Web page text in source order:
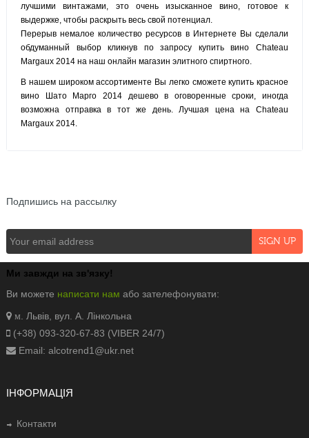
лучшими винтажами, это очень изысканное вино, готовое к
выдержке, чтобы раскрыть весь свой потенциал.
Перерыв немалое количество ресурсов в Интернете Вы сделали
обдуманный выбор кликнув по запросу купить вино Chateau
Margaux 2014 на наш онлайн магазин элитного спиртного.
В нашем широком ассортименте Вы легко сможете купить красное
вино Шато Марго 2014 дешево в оговоренные сроки, иногда
возможна отправка в тот же день. Лучшая цена на Chateau
Margaux 2014.
Подпишись на рассылку
Ми завжди на зв'язку!
Ви можете написати нам або зателефонувати:
м. Львів, вул. А. Лінкольна
(+38) 093-320-67-83 (VIBER 24/7)
Email: alcotrend1@ukr.net
ІНФОРМАЦІЯ
Контакти